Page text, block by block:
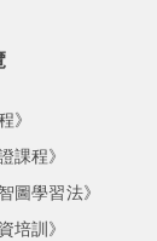
》
課程》
圖學習法》
培訓》